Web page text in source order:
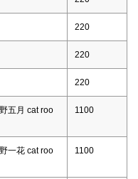
220
220
220
五月 cat roo
1100
一花 cat roo
1100